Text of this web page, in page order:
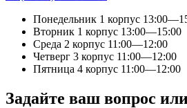
Понедельник 1 корпус
Вторник 1 корпус 13:00—15:00
Среда 2 корпус 11:00—12:00
Четверг 3 корпус 11:00—12:00
Пятница 4 корпус 11:00—12:00
Задайте ваш вопрос